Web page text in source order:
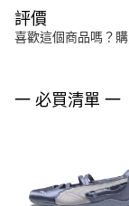
評價
喜歡這個商品嗎？
一 必買清單 一